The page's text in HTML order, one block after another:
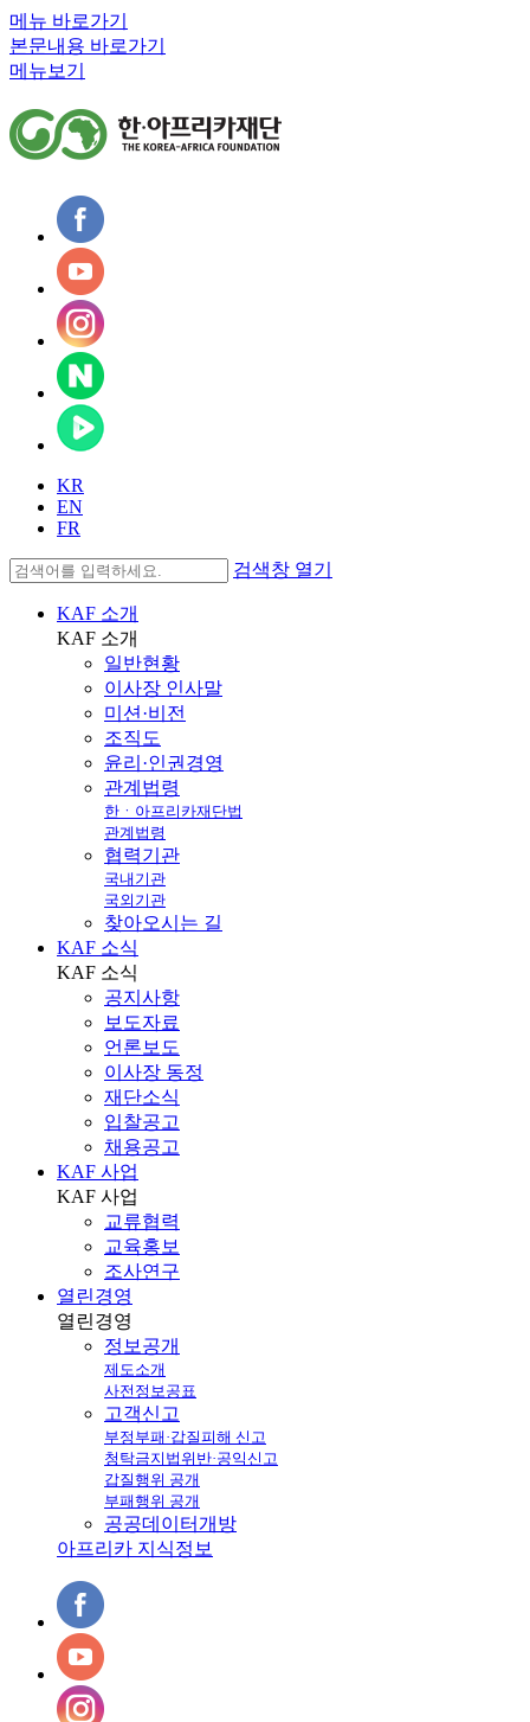
메뉴 바로가기
본문내용 바로가기
메뉴보기
KR
EN
FR
검색창 열기
KAF 소개
KAF 소개
일반현황
이사장 인사말
미션·비전
조직도
윤리·인권경영
관계법령
한ㆍ아프리카재단법
관계법령
협력기관
국내기관
국외기관
찾아오시는 길
KAF 소식
KAF 소식
공지사항
보도자료
언론보도
이사장 동정
재단소식
입찰공고
채용공고
KAF 사업
KAF 사업
교류협력
교육홍보
조사연구
열린경영
열린경영
정보공개
제도소개
사전정보공표
고객신고
부정부패·갑질피해 신고
청탁금지법위반·공익신고
갑질행위 공개
부패행위 공개
공공데이터개방
아프리카 지식정보